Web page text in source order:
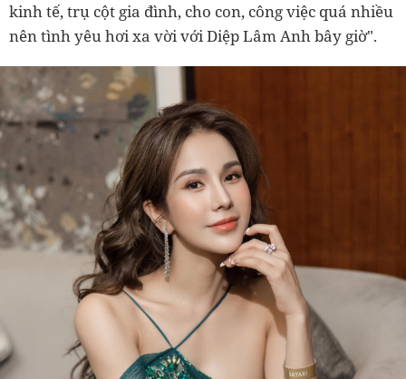
kinh tế, trụ cột gia đình, cho con, công việc quá nhiều
nên tình yêu hơi xa vời với Diệp Lâm Anh bây giờ".